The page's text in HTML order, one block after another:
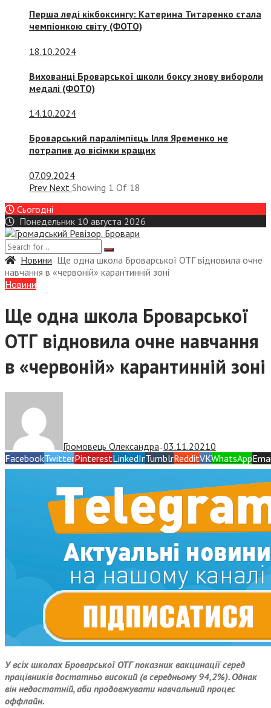
Перша леді кікбоксингу: Катерина Титаренко стала
чемпіонкою світу (ФОТО)
18.10.2024
Вихованці Броварської школи боксу знову вибороли
медалі (ФОТО)
14.10.2024
Броварський паралімпієць Ілля Яременко не
потрапив до вісімки кращих
07.09.2024
Prev Next Showing 1 Of 18
Сьогодні
Понедельник 10 августа 2026
Новини Ще одна школа Броварської ОТГ відновила очне
навчання в «червоній» карантинній зоні
Новини
Ще одна школа Броварської
ОТГ відновила очне навчання
в «червоній» карантинній зоні
Громовець Олександра—03.11.20210
FacebookTwitterPinterestLinkedInTumblrRedditVKWhatsApp
У всіх школах Броварської ОТГ показник вакцинації серед
працівників достатньо високий (в середньому 94,2%). Однак
він недостатній, аби продовжувати навчальний процес
оффлайн.